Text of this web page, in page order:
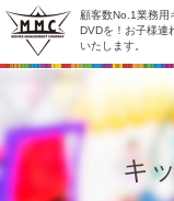
顧客数No.1業務用
DVDを！お子様連
いたします。
キ